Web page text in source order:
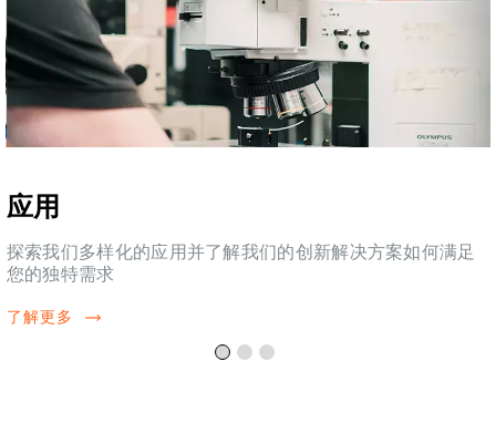
应用
探索我们多样化的应用并了解我们的创新解决方案如何满足
您的独特需求
了解更多